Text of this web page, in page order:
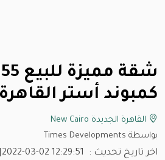
كمبوند أستر
القاهرة الجديدة New Cairo
بواسطة Times Developments
اخر تاريخ تحديث : 2022-03-02 12:29:51